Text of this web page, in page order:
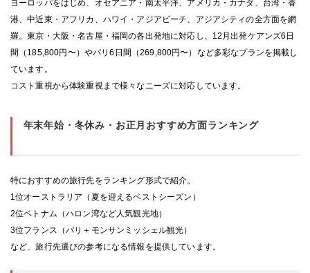
ヨーロッパをはじめ、オセアニア・南太平洋、アメリカ・カナダ、台湾・香
港、中近東・アフリカ、ハワイ・アジアビーチ、アジアシティの全方面を網
羅。東京・大阪・名古屋・福岡の各出発地に対応し、12月出発ケアンズ6日
間（185,800円〜）やパリ6日間（269,800円〜）など多彩なプランを掲載し
ています。
コスト重視から体験重視まで様々なニーズに対応しています。
年末年始・冬休み・お正月おすすめ方面ランキング
特におすすめの旅行先をランキング形式で紹介。
1位オーストラリア（夏を迎えるベストシーズン）
2位ベトナム（ハロン湾など人気観光地）
3位フランス（パリ＋モンサンミッシェル観光）
など、旅行先選びの参考になる情報を提供しています。